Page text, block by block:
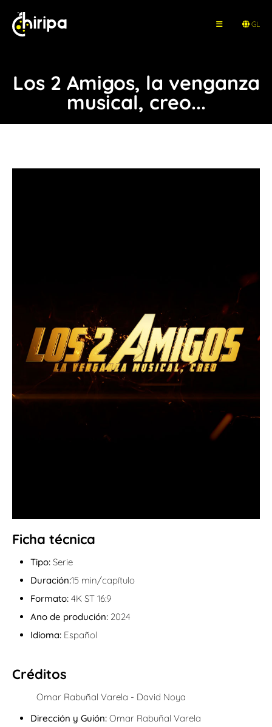
GL
Los 2 Amigos, la venganza
musical, creo...
Ficha técnica
Tipo: Serie
Duración:15 min/capítulo
Formato: 4K ST 16:9
Ano de produción: 2024
Idioma: Español
Créditos
Omar Rabuñal Varela - David Noya
Dirección y Guión: Omar Rabuñal Varela